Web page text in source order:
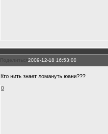
Поделиться2009-12-18 16:53:00
Кто нить знает ломануть юани???
0